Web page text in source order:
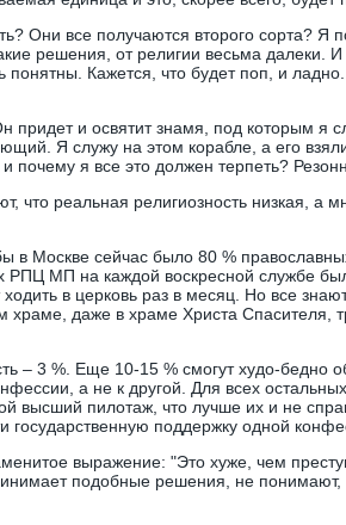
Они все получаются второго сорта? Я
решения, от религии весьма далеки. И
понятны. Кажется, что будет поп, и ладно.
придет и освятит знамя, под которым я
Я служу на этом корабле, а его
почему я все это должен терпеть?
что реальная религиозность низкая, а
в Москве сейчас было 80 %
МП на каждой воскресной службе
в церковь раз в месяц. Но все
храме, даже в храме Христа Спасителя,
– 3 %. Еще 10-15 % смогут худо-бедно
а не к другой. Для всех
высший пилотаж, что лучше их и не
государственную поддержку одной
выражение: "Это хуже, чем
подобные решения, не